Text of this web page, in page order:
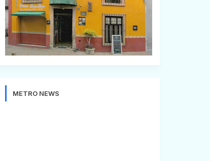
METRO NEWS